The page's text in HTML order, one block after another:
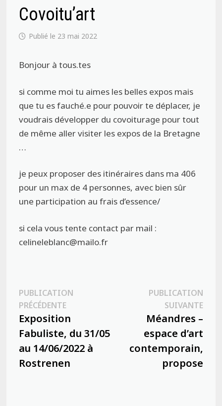
Covoitu’art
23 mai 2022
Bonjour à tous.tes
si comme moi tu aimes les belles expos mais
que tu es fauché.e pour pouvoir te déplacer, je
voudrais développer du covoiturage pour tout
de même aller visiter les expos de la Bretagne
…
je peux proposer des itinéraires dans ma 406
pour un max de 4 personnes, avec bien sûr
une participation au frais d’essence/
si cela vous tente contact par mail :
celineleblanc@mailo.fr
Navigation
de
l’article
PUBLICATION
PRÉCÉDENTEPublication
précédente :
Exposition
Fabuliste, du 31/05
au 14/06/2022 à
Rostrenen
PUBLICATION
SUIVANTE
Méandres –
espace d’art
contemporain,
propose